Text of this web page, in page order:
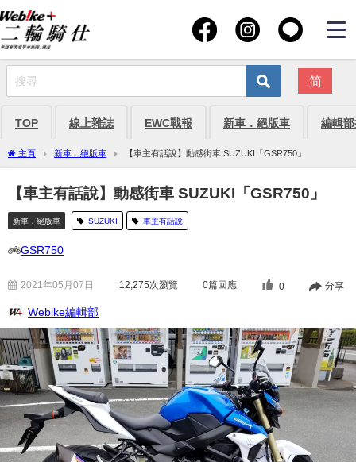
简
TOP 線上雜誌 EWC戰報 新車．絕版車 編輯
主頁 新車．絕版車 【車主有話說】動感街車 SUZUKI「GSR750」
【車主有話說】動感街車 SUZUKI「GSR750」
新車．絕版車 SUZUKI 車主有話說
GSR750
2021年05月07日 12,275次瀏覽 0篇回應 0 分享
Webike編輯部